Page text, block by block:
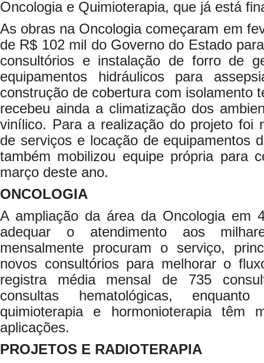
Oncologia e Quimioterapia, que já está
As obras na Oncologia começaram em
de R$ 102 mil do Governo do Estado
consultórios e instalação de forro de
equipamentos hidráulicos para
construção de cobertura com isolamento
recebeu ainda a climatização dos
vinílico. Para a realização do projeto foi
de serviços e locação de equipamentos
também mobilizou equipe própria para
março deste ano.
ONCOLOGIA
A ampliação da área da Oncologia em
adequar o atendimento aos
mensalmente procuram o serviço,
novos consultórios para melhorar o
registra média mensal de 735
consultas hematológicas,
quimioterapia e hormonioterapia têm
aplicações.
PROJETOS E RADIOTERAPIA